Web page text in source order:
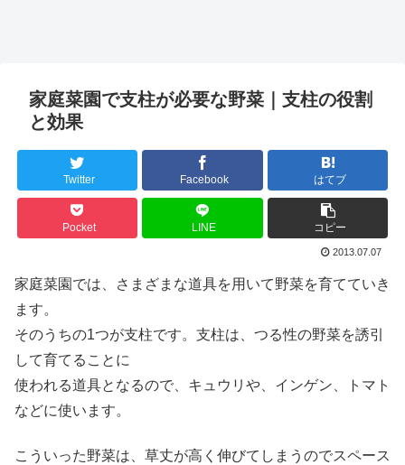
家庭菜園で支柱が必要な野菜｜支柱の役割
と効果
Twitter Facebook はてブ
Pocket LINE コピー
2013.07.07
家庭菜園では、さまざまな道具を用いて野菜を育てていき
ます。
そのうちの1つが支柱です。支柱は、つる性の野菜を誘引
して育てることに
使われる道具となるので、キュウリや、インゲン、トマト
などに使います。
こういった野菜は、草丈が高く伸びてしまうのでスペース